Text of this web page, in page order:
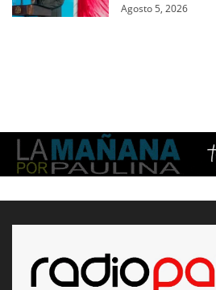
Agosto 5, 2026